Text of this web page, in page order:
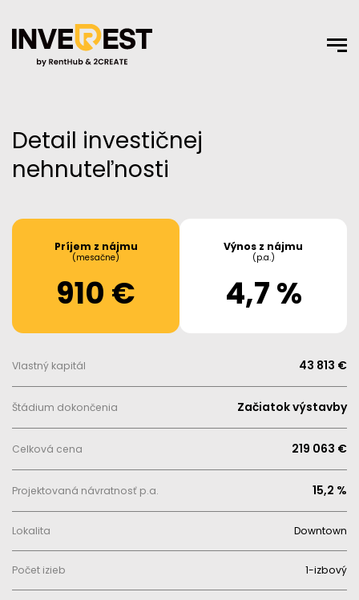
Detail investičnej
nehnuteľnosti
Príjem z nájmu
(mesačne)
910 €
Výnos z nájmu
(p.a.)
4,7 %
Vlastný kapitál 43 813 €
Štádium dokončenia Začiatok výstavby
Celková cena 219 063 €
Projektovaná návratnosť p.a. 15,2 %
Lokalita Downtown
Počet izieb 1-izbový